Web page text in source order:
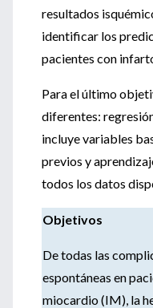
resultados
identificar los
pacientes con
Para el último
diferentes:
incluye variables
previos y
todos los datos
Objetivos
De todas las
espontáneas en
miocardio (IM), la